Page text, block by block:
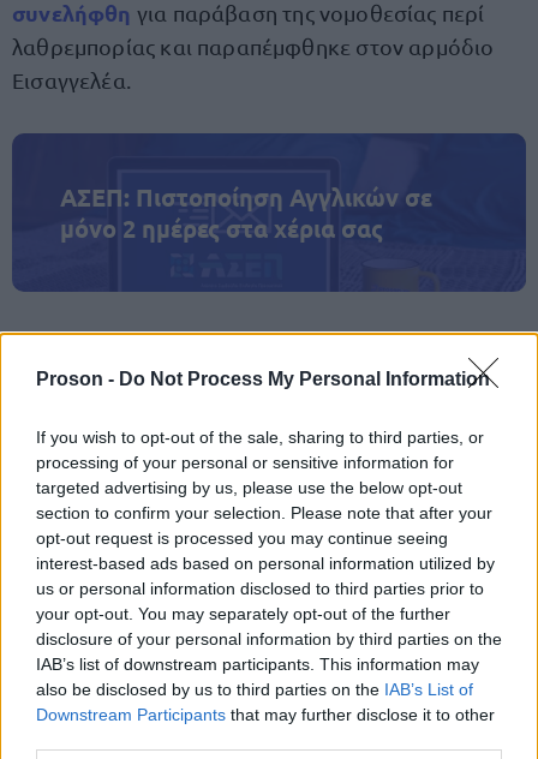
Proson - Do Not Process My Personal Information
If you wish to opt-out of the sale, sharing to third parties, or
processing of your personal or sensitive information for
targeted advertising by us, please use the below opt-out
section to confirm your selection. Please note that after your
opt-out request is processed you may continue seeing
interest-based ads based on personal information utilized by
us or personal information disclosed to third parties prior to
your opt-out. You may separately opt-out of the further
disclosure of your personal information by third parties on the
IAB’s list of downstream participants. This information may
also be disclosed by us to third parties on the IAB’s List of
Downstream Participants that may further disclose it to other
συνελήφθη για παράβαση της νομοθεσίας περί
λαθρεμπορίας και παραπέμφθηκε στον αρμόδιο
Εισαγγελέα.
ΑΣΕΠ: Πιστοποίηση Αγγλικών σε
μόνο 2 ημέρες στα χέρια σας
Πιστοποίηση Υπολογιστών σε 2
μέρες
Μάθε πρώτος όλες τις σημαντικές
ειδήσεις.
Βάλε το proson.gr στα αποτελέσματα
αναζήτησης της Google